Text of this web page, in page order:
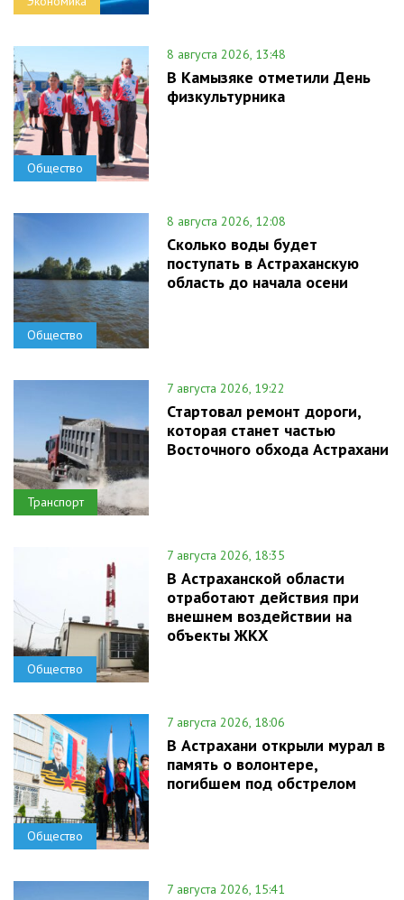
Общество
8 августа 2026, 13:48
В Камызяке отметили День
физкультурника
Общество
8 августа 2026, 12:08
Сколько воды будет
поступать в Астраханскую
область до начала осени
Транспорт
7 августа 2026, 19:22
Стартовал ремонт дороги,
которая станет частью
Восточного обхода Астрахани
Общество
7 августа 2026, 18:35
В Астраханской области
отработают действия при
внешнем воздействии на
объекты ЖКХ
Общество
7 августа 2026, 18:06
В Астрахани открыли мурал в
память о волонтере,
погибшем под обстрелом
7 августа 2026, 15:41